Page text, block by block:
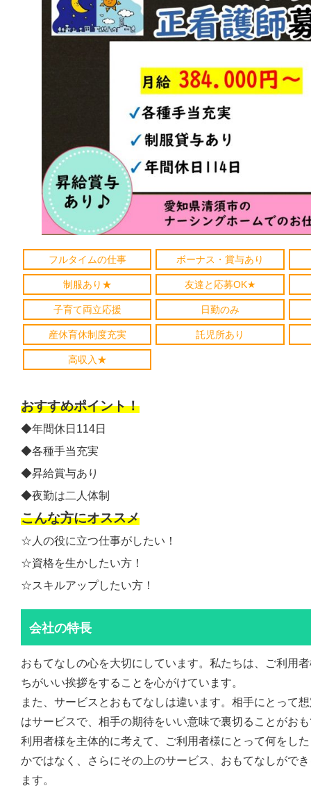
フルタイムの仕事 ボーナス・賞与あり
制服あり★ 友達と応募OK★
子育て両立応援 日勤のみ
産休育休制度充実 託児所あり
高収入★
おすすめポイント！
◆年間休日114日
◆各種手当充実
◆昇給賞与あり
◆夜勤は二人体制
こんな方にオススメ
☆人の役に立つ仕事がしたい！
☆資格を生かしたい方！
☆スキルアップしたい方！
会社の特長
おもてなしの心を大切にしています。私たちは、ご利用
ちがいい挨拶をすることを心がけています。
また、サービスとおもてなしは違います。相手にとって
はサービスで、相手の期待をいい意味で裏切ることがお
利用者様を主体的に考えて、ご利用者様にとって何をし
かではなく、さらにその上のサービス、おもてなしがで
ます。